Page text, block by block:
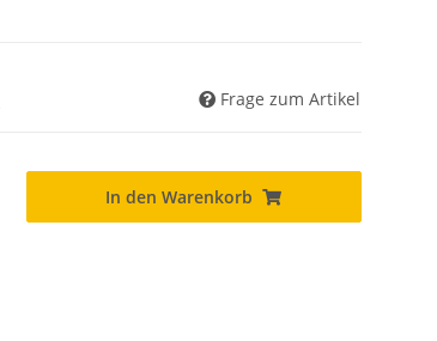
Frage zum Artikel
In den Warenkorb